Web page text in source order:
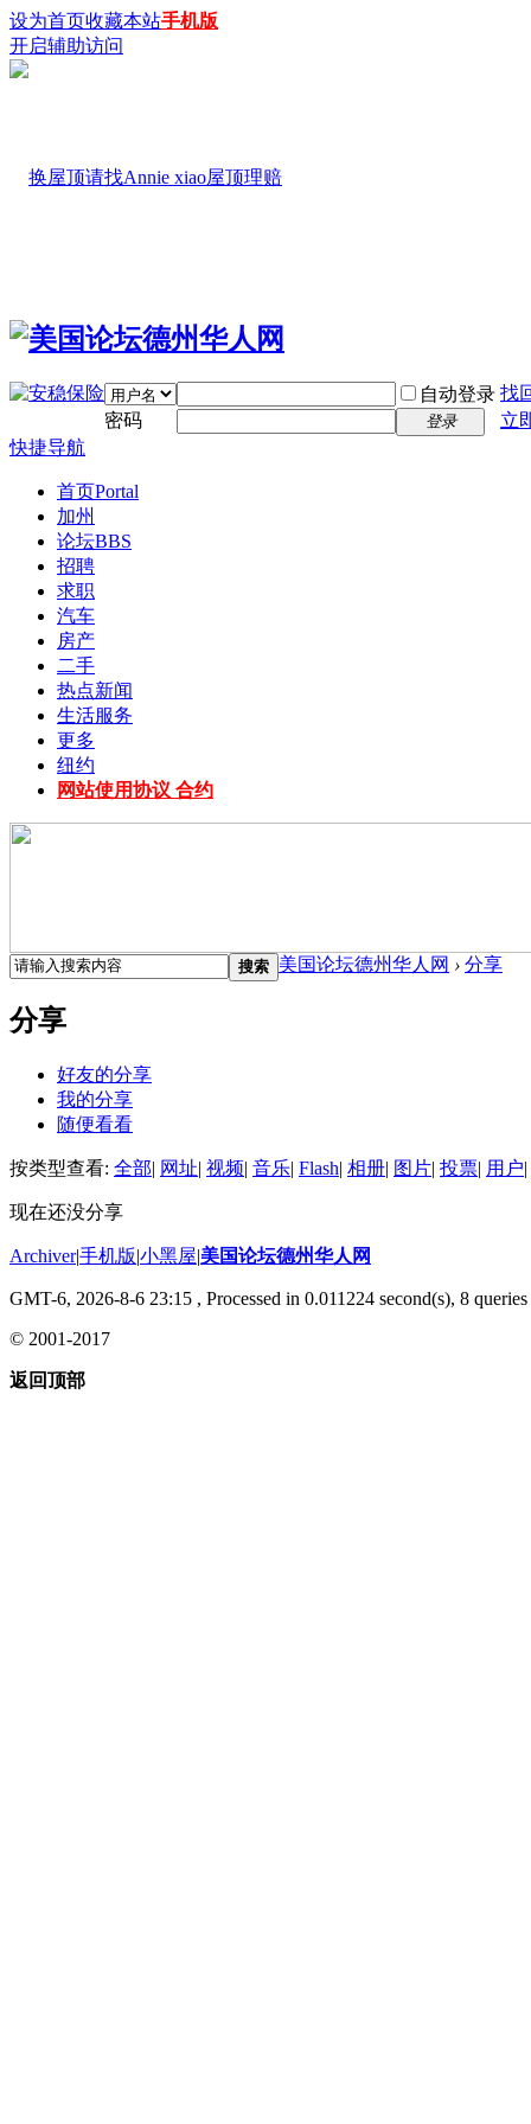
设为首页收藏本站手机版
开启辅助访问
自动登录 找
密码
登录
立
快捷导航
首页Portal
加州
论坛BBS
招聘
求职
汽车
房产
二手
热点新闻
生活服务
更多
纽约
网站使用协议 合约
搜索 美国论坛德州华人网 › 分享
分享
好友的分享
我的分享
随便看看
按类型查看: 全部| 网址| 视频| 音乐| Flash| 相册| 图片| 投票| 用户|
现在还没分享
Archiver|手机版|小黑屋|美国论坛德州华人网
GMT-6, 2026-8-6 23:15 , Processed in 0.011224 second(s), 8 queries
© 2001-2017
返回顶部